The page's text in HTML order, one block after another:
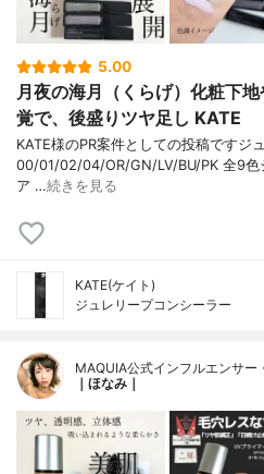
5.00
月夜の海月（くらげ）化粧下
覚で、後盛りツヤ足し KATE
KATE様のPR案件としての投稿ですジ
00/01/02/04/OR/GN/LV/BU/PK 全9色
ア …続きを見る
KATE(ケイト)
ジュレリープコンシーラー
MAQUIA公式インフルエンサー
｜ほなみ｜